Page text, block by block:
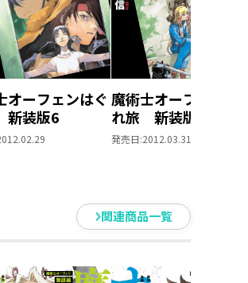
オーフェンはぐ
装版6
魔術士オーフェンは
れ旅 新装版7
発売日:2012.03.31
関連商品一覧